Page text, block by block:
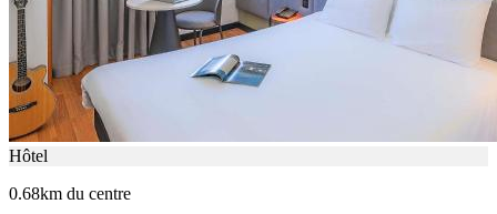
Hôtel
0.68km du centre